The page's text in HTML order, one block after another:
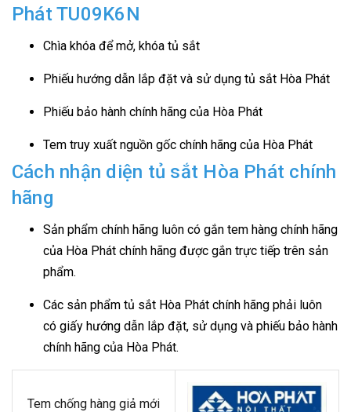
Phát TU09K6N
Chìa khóa để mở, khóa tủ sắt
Phiếu hướng dẫn lắp đặt và sử dụng tủ sắt Hòa Phát
Phiếu bảo hành chính hãng của Hòa Phát
Tem truy xuất nguồn gốc chính hãng của Hòa Phát
Cách nhận diện tủ sắt Hòa Phát chính
hãng
Sản phẩm chính hãng luôn có gắn tem hàng chính hãng
của Hòa Phát chính hãng được gắn trực tiếp trên sản
phẩm.
Các sản phẩm tủ sắt Hòa Phát chính hãng phải luôn
có giấy hướng dẫn lắp đặt, sử dụng và phiếu bảo hành
chính hãng của Hòa Phát.
Tem chống hàng giả mới